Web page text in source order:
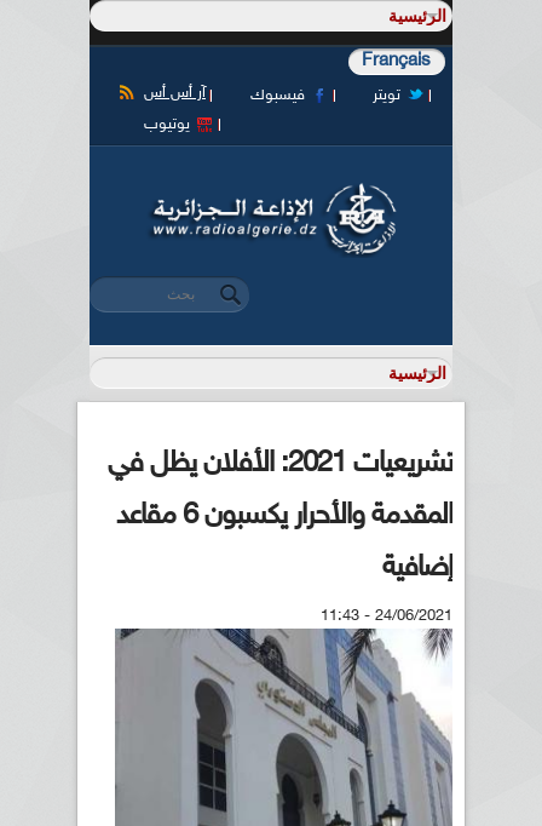
Français
آر أس أس فيسبوك
تويتر
يوتيوب
استمارة البحث
‏بحث ‏
تشريعيات 2021: الأفلان يظل في
المقدمة والأحرار يكسبون 6 مقاعد
إضافية
24/06/2021 - 11:43